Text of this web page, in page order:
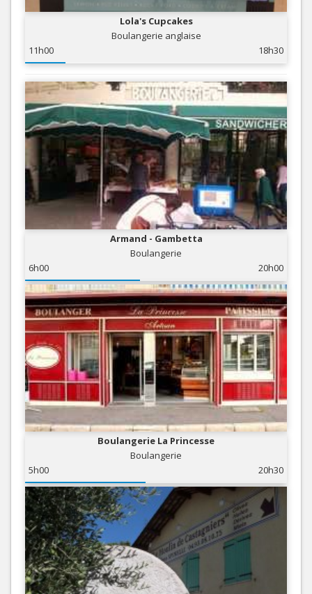
Lola's Cupcakes
Boulangerie anglaise
11h00
18h30
Armand - Gambetta
Boulangerie
6h00
20h00
Boulangerie La Princesse
Boulangerie
5h00
20h30